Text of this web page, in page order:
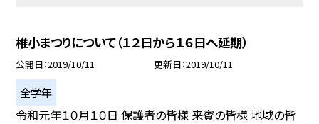
椎小まつりについて（１２日から１６日へ延期）
公開日 2019/10/11 更新日 2019/10/11
全学年
令和元年１０月１０日 保護者の皆様 来賓の皆様 地域の皆